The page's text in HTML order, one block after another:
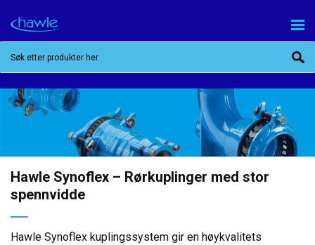
Hawle Synoflex – Rørkuplinger med stor
spennvidde
Hawle Synoflex kuplingssystem gir en høykvalitets